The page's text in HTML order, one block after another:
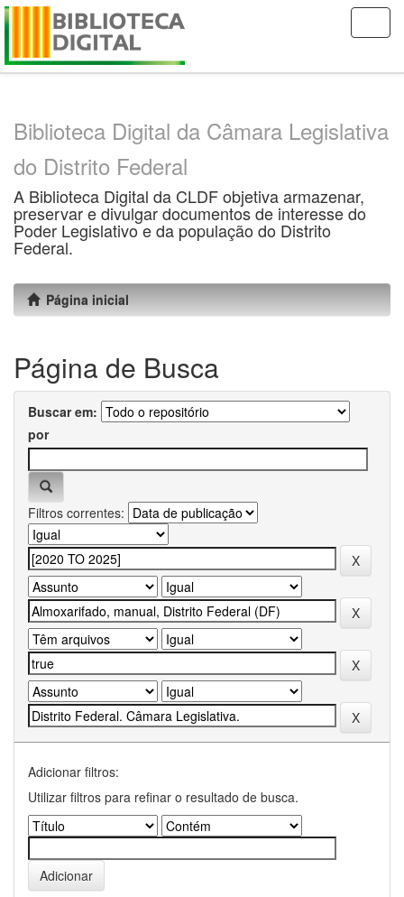
Skip
Biblioteca Digital da Câmara Legislativa
do Distrito Federal
A Biblioteca Digital da CLDF objetiva armazenar,
preservar e divulgar documentos de interesse do
Poder Legislativo e da população do Distrito
Federal.
Página inicial
Página de Busca
Buscar em:
por
Filtros correntes:
Adicionar filtros:
Utilizar filtros para refinar o resultado de busca.